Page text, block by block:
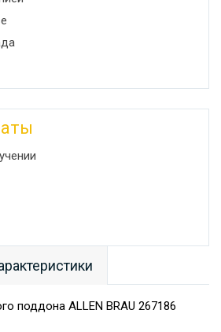
поддона ALLEN BRAU 267186